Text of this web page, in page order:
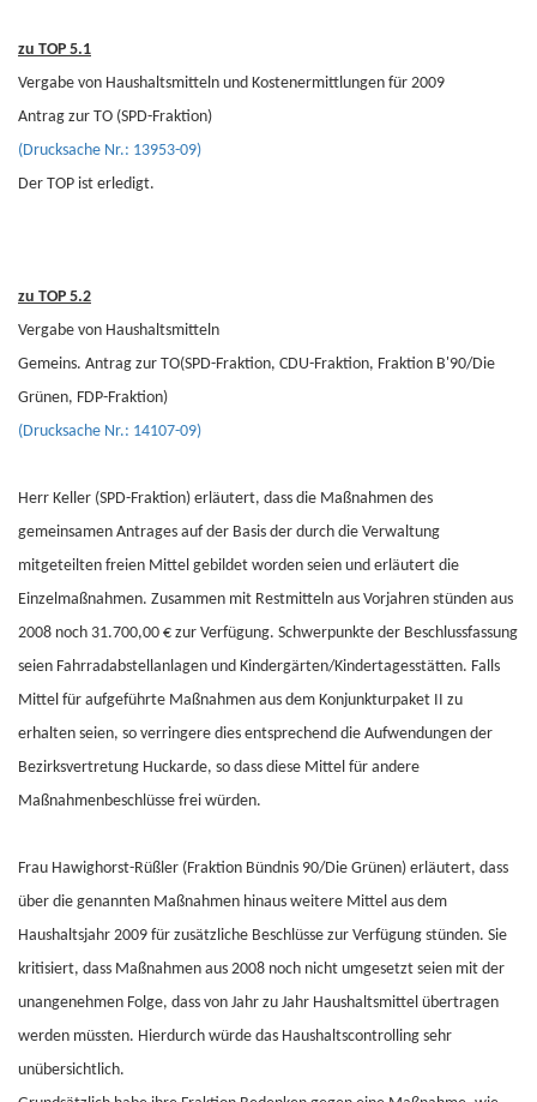
zu TOP 5.1
Vergabe von Haushaltsmitteln und Kostenermittlungen für 2009
Antrag zur TO (SPD-Fraktion)
(Drucksache Nr.: 13953-09)
Der TOP ist erledigt.
zu TOP 5.2
Vergabe von Haushaltsmitteln
Gemeins. Antrag zur TO(SPD-Fraktion, CDU-Fraktion, Fraktion B'90/Die
Grünen, FDP-Fraktion)
(Drucksache Nr.: 14107-09)
Herr Keller (SPD-Fraktion) erläutert, dass die Maßnahmen des
gemeinsamen Antrages auf der Basis der durch die Verwaltung
mitgeteilten freien Mittel gebildet worden seien und erläutert die
Einzelmaßnahmen. Zusammen mit Restmitteln aus Vorjahren stünden aus
2008 noch 31.700,00 € zur Verfügung. Schwerpunkte der Beschlussfassung
seien Fahrradabstellanlagen und Kindergärten/Kindertagesstätten. Falls
Mittel für aufgeführte Maßnahmen aus dem Konjunkturpaket II zu
erhalten seien, so verringere dies entsprechend die Aufwendungen der
Bezirksvertretung Huckarde, so dass diese Mittel für andere
Maßnahmenbeschlüsse frei würden.
Frau Hawighorst-Rüßler (Fraktion Bündnis 90/Die Grünen) erläutert, dass
über die genannten Maßnahmen hinaus weitere Mittel aus dem
Haushaltsjahr 2009 für zusätzliche Beschlüsse zur Verfügung stünden. Sie
kritisiert, dass Maßnahmen aus 2008 noch nicht umgesetzt seien mit der
unangenehmen Folge, dass von Jahr zu Jahr Haushaltsmittel übertragen
werden müssten. Hierdurch würde das Haushaltscontrolling sehr
unübersichtlich.